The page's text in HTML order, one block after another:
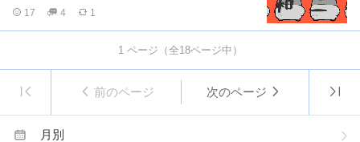
17 4 1
1ページ（全18ページ中）
前のページ 次のページ
月別